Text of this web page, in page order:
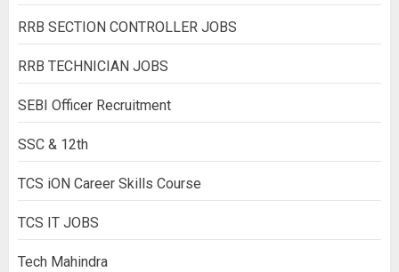
RRB SECTION CONTROLLER JOBS
RRB TECHNICIAN JOBS
SEBI Officer Recruitment
SSC & 12th
TCS iON Career Skills Course
TCS IT JOBS
Tech Mahindra